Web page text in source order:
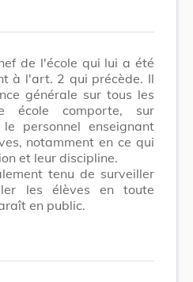
de l'école qui lui a été
à l'art. 2 qui précède. Il
générale sur tous les
école comporte, sur
personnel enseignant
notamment en ce qui
et leur discipline.
tenu de surveiller
les élèves en toute
en public.